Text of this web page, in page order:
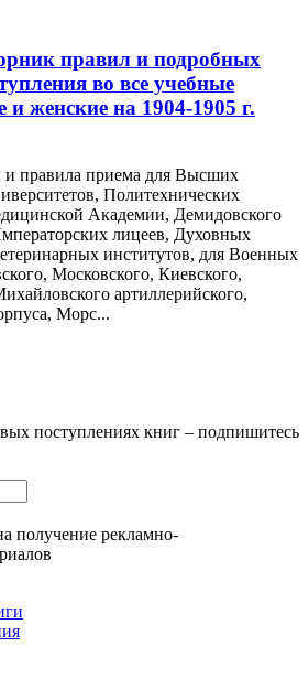
правил и подробных
во все учебные
и женские на 1904-1905 г.
правила приема для Высших
Политехнических
Академии, Демидовского
лицеев, Духовных
институтов, для Военных
Московского, Киевского,
артиллерийского,
Морс...
поступлениях книг – подпишитесь
получение рекламно-